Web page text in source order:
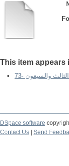
This item appears
الثالث والسبعون
DSpace software
Contact Us
Send